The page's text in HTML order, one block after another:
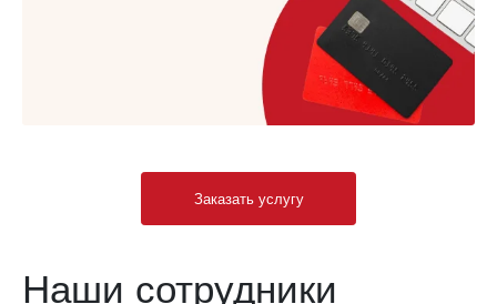
Заказать услугу
Наши сотрудники